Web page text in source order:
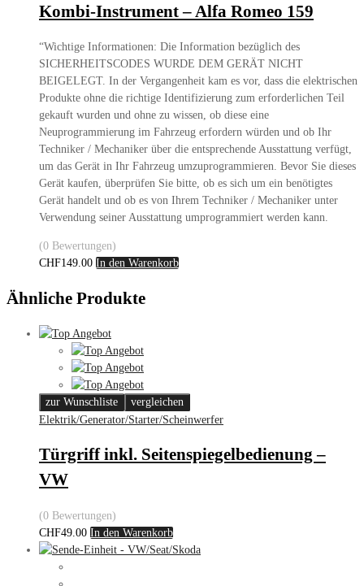
Kombi-Instrument – Alfa Romeo 159
“Wichtige Informationen: Die Information bezüglich des
SICHERHEITSCODES WURDE DEM GERÄT NICHT
BEIGELEGT. In der Vergangenheit kam es vor, dass die elektrischen
Produkte ohne die richtige Identifizierung zum erforderlichen Teil
gekauft wurden und ohne zu wissen, ob diese eine
Neuprogrammierung im Fahrzeug erfordern würden und ob Ihr
Techniker / Mechaniker über die entsprechende Ausstattung verfügt,
um das Gerät in Ihr Fahrzeug umzuprogrammieren. Bevor Sie dieses
Gerät kaufen, überprüfen Sie bitte, ob es sich um ein benötigtes
Gerät handelt und ob es von Ihrem Techniker / Mechaniker unter
Verwendung seiner Ausstattung umprogrammiert werden kann.
(0 Bewertungen)
CHF149.00 In den Warenkorb
Ähnliche Produkte
zur Wunschliste
vergleichen
Elektrik/Generator/Starter/Scheinwerfer
Türgriff inkl. Seitenspiegelbedienung –
VW
(0 Bewertungen)
CHF49.00 In den Warenkorb